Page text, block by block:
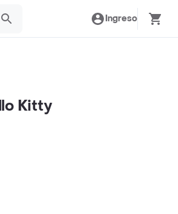
Ingreso
Kitty